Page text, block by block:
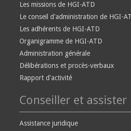
Les missions de HGI-ATD
Le conseil d'administration de HGI-
Les adhérents de HGI-ATD
Organigramme de HGI-ATD
Administration générale
Délibérations et procès-verbaux
Rapport d'activité
Conseiller et assister
Assistance juridique